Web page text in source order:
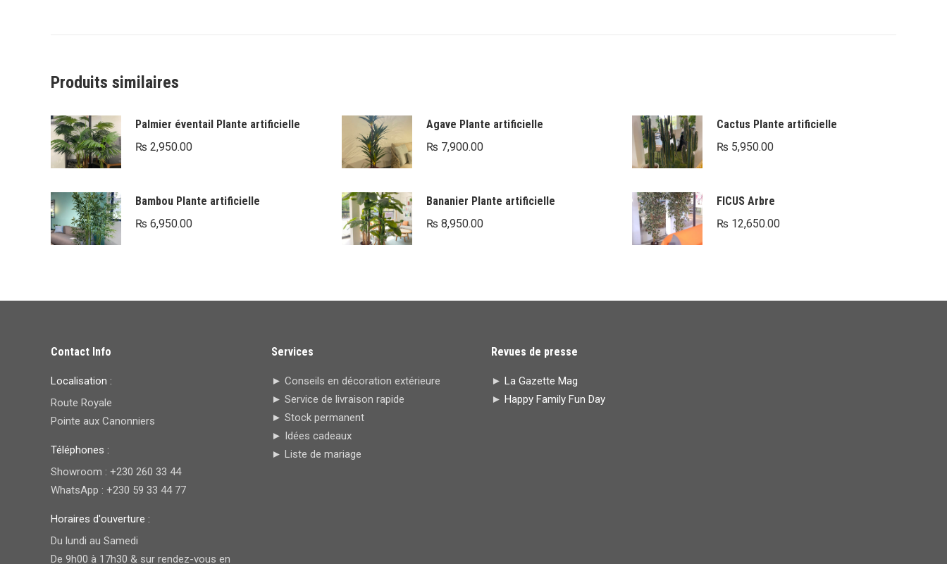
Produits similaires
Palmier éventail Plante artificielle
₨ 2,950.00
Agave Plante artificielle
₨ 7,900.00
Cactus Plante artificielle
₨ 5,950.00
Bambou Plante artificielle
₨ 6,950.00
Bananier Plante artificielle
₨ 8,950.00
FICUS Arbre
₨ 12,650.00
Contact Info
Localisation :
Route Royale
Pointe aux Canonniers
Téléphones :
Showroom : +230 260 33 44
WhatsApp : +230 59 33 44 77
Horaires d'ouverture :
Du lundi au Samedi
De 9h00 à 17h30 & sur rendez-vous en
Services
► Conseils en décoration extérieure
► Service de livraison rapide
► Stock permanent
► Idées cadeaux
► Liste de mariage
Revues de presse
► La Gazette Mag
► Happy Family Fun Day